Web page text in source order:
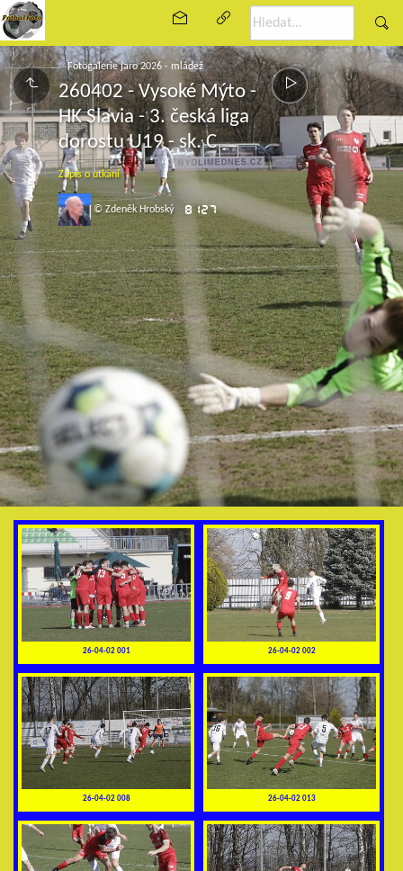
Fotogalerie jaro 2026 - mládež
260402 - Vysoké Mýto -
HK Slavia - 3. česká liga
dorostu U19 - sk. C
Zápis o utkání
© Zdeněk Hrobský
26-04-02 001 26-04-02 002
26-04-02 008 26-04-02 013